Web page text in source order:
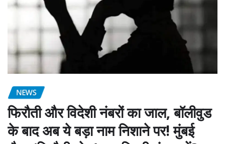
NEWS
फिरौती और विदेशी नंबरों का जाल, बॉलीवुड
के बाद अब ये बड़ा नाम निशाने पर! मुंबई